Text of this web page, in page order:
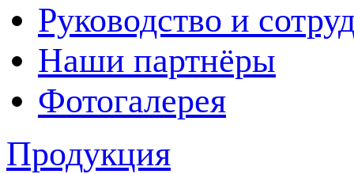
Руководство и
Наши партнёры
Фотогалерея
Продукция